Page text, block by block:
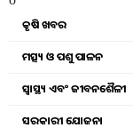
କୃଷି ଖବର
ମତ୍ସ୍ୟ ଓ ପଶୁ ପାଳନ
ସ୍ୱାସ୍ଥ୍ୟ ଏବଂ ଜୀବନଶୈଳୀ
ସରକାରୀ ଯୋଜନା
Search for:
Pineapple